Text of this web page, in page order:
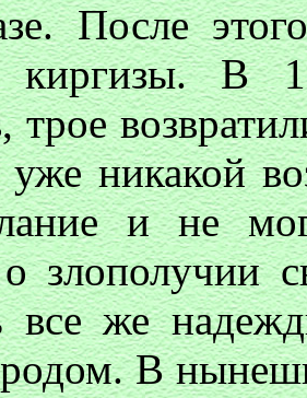
После
киргизы. В
трое
никакой
и не
о
все же
В